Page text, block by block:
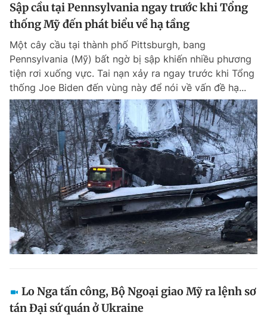
Sập cầu tại Pennsylvania ngay trước khi Tổng
thống Mỹ đến phát biểu về hạ tầng
Một cây cầu tại thành phố Pittsburgh, bang
Pennsylvania (Mỹ) bất ngờ bị sập khiến nhiều phương
tiện rơi xuống vực. Tai nạn xảy ra ngay trước khi Tổng
thống Joe Biden đến vùng này để nói về vấn đề hạ...
Lo Nga tấn công, Bộ Ngoại giao Mỹ ra lệnh sơ
tán Đại sứ quán ở Ukraine